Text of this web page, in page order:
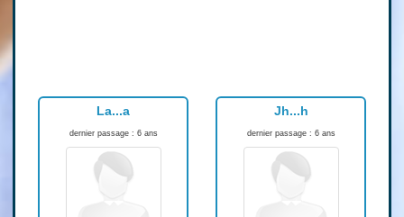
La...a
dernier passage : 6 ans
Jh...h
dernier passage : 6 ans